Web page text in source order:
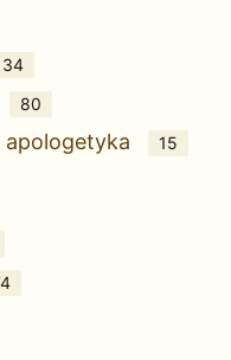
34
80
15